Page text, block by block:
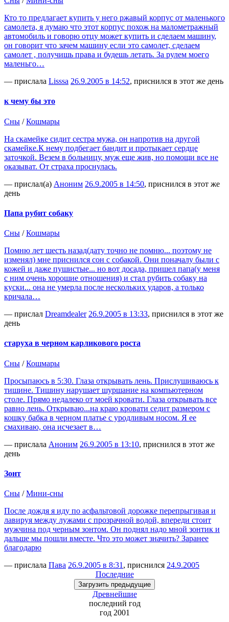
Кто то предлагает купить у него ржавый корпус от маленького
самолета, я думаю что этот корпус похож на малометражный
автомобиль и говорю отцу может купить и сделаем машину,
он говорит что зачем машину если это самолет, сделаем
самолет , получишь права и будешь летать. За рулем моего
маленьго…
— прислала Lisssa 26.9.2005 в 14:52, приснился в этот же день
к чему бы это
Сны /Кошмары
На скамейке сидит сестра мужа, он напротив на другой
скамейке.К нему подбегает бандит и протыкает сердце
заточкой. Везем в больницу, муж еще жив, но помощи все не
оказыват. От страха проснулась.
— прислал(а) Аноним 26.9.2005 в 14:50, приснился в этот же
день
Папа рубит собаку
Сны /Кошмары
Помню лет шесть назад(дату точно не помню... поэтому не
изменял) мне приснился сон с собакой. Они поначалу были с
кожей и даже пушистые... но вот досада, пришел папа(у меня
с ним очень хорошие отношения) и стал рубить собаку на
куски... она не умерла после нескольких ударов, а только
кричала…
— прислал Dreamdealer 26.9.2005 в 13:33, приснился в этот же
день
старуха в черном карликового роста
Сны /Кошмары
Просыпаюсь в 5:30. Глаза открывать лень. Прислушиваюсь к
тишине. Тишину нарушает шуршание на компьютерном
столе. Прямо недалеко от моей кровати. Глаза открывать все
равно лень. Открываю...на краю кровати седит размером с
кошку бабка в черном платье с уродливым носом. Я ее
смахиваю, она исчезает в…
— прислала Аноним 26.9.2005 в 13:10, приснился в этот же
день
Зонт
Сны /Мини-сны
После дождя я иду по асфальтовой дорожке перепрыгивая и
лавируя между лужами с прозрачной водой, впереди стоит
мужчина под черным зонтом. Он поднял надо мной зонтик и
дальше мы пошли вместе. Что это может значить? Заранее
благодарю
— прислала Пава 26.9.2005 в 8:31 , приснился 24.9.2005
Последние
Загрузить предыдущие
Древнейшие
последний год
год 2001